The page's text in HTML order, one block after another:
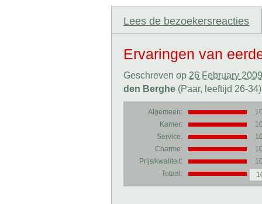
Lees de bezoekersreacties
Ervaringen van
Geschreven op 26 February 2009
den Berghe (Paar, leeftijd 26-34)
Algemeen:
Kamer:
Service:
Charme:
Prijs/kwaliteit:
Totaal: